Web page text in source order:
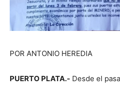
POR ANTONIO HEREDIA
PUERTO PLATA.- Desde el